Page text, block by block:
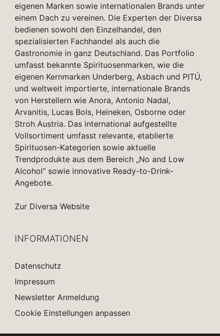
eigenen Marken sowie internationalen Brands unter
einem Dach zu vereinen. Die Experten der Diversa
bedienen sowohl den Einzelhandel, den
spezialisierten Fachhandel als auch die
Gastronomie in ganz Deutschland. Das Portfolio
umfasst bekannte Spirituosenmarken, wie die
eigenen Kernmarken Underberg, Asbach und PITÚ,
und weltweit importierte, internationale Brands
von Herstellern wie Anora, Antonio Nadal,
Arvanitis, Lucas Bols, Heineken, Osborne oder
Stroh Austria. Das international aufgestellte
Vollsortiment umfasst relevante, etablierte
Spirituosen-Kategorien sowie aktuelle
Trendprodukte aus dem Bereich „No and Low
Alcohol“ sowie innovative Ready-to-Drink-
Angebote.
Zur Diversa Website
INFORMATIONEN
Datenschutz
Impressum
Newsletter Anmeldung
Cookie Einstellungen anpassen